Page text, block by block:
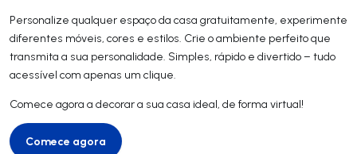
Personalize qualquer espaço da casa gratuitamente, experimente
diferentes móveis, cores e estilos. Crie o ambiente perfeito que
transmita a sua personalidade. Simples, rápido e divertido – tudo
acessível com apenas um clique.
Comece agora a decorar a sua casa ideal, de forma virtual!
Comece agora
Comece agora